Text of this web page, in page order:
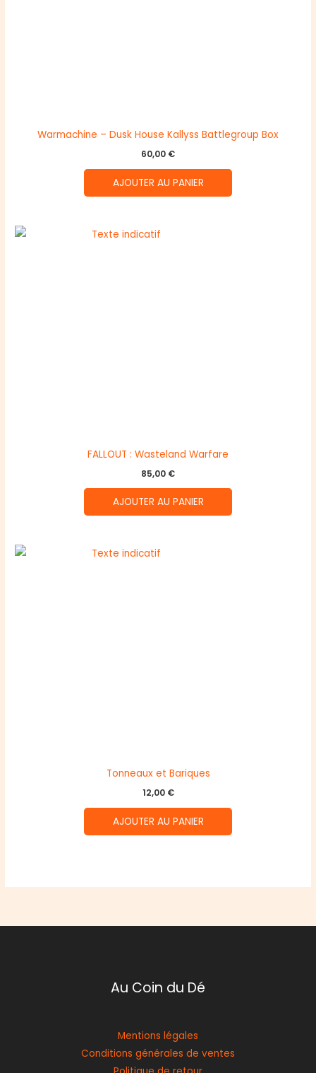
Warmachine – Dusk House Kallyss Battlegroup Box
60,00 €
AJOUTER AU PANIER
FALLOUT : Wasteland Warfare
85,00 €
AJOUTER AU PANIER
Tonneaux et Bariques
12,00 €
AJOUTER AU PANIER
Au Coin du Dé
Mentions légales
Conditions générales de ventes